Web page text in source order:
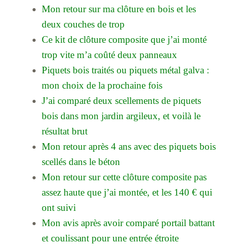
Mon retour sur ma clôture en bois et les
deux couches de trop
Ce kit de clôture composite que j’ai monté
trop vite m’a coûté deux panneaux
Piquets bois traités ou piquets métal galva :
mon choix de la prochaine fois
J’ai comparé deux scellements de piquets
bois dans mon jardin argileux, et voilà le
résultat brut
Mon retour après 4 ans avec des piquets bois
scellés dans le béton
Mon retour sur cette clôture composite pas
assez haute que j’ai montée, et les 140 € qui
ont suivi
Mon avis après avoir comparé portail battant
et coulissant pour une entrée étroite